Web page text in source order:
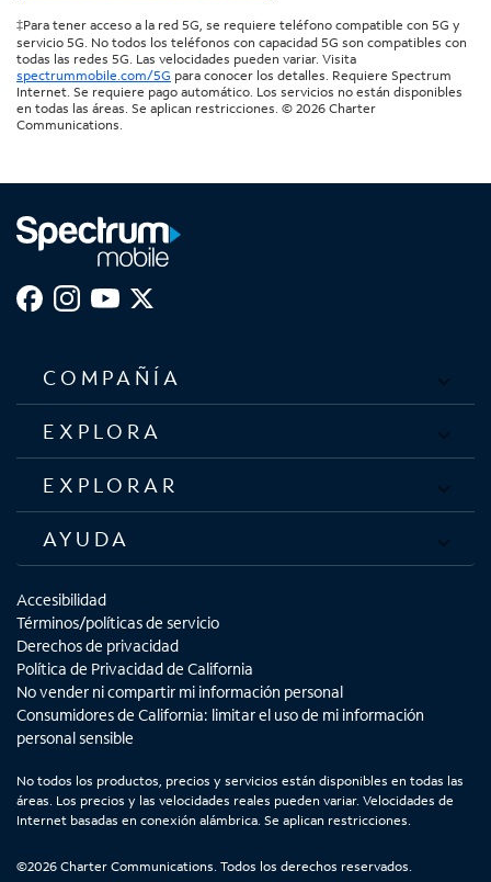
‡Para tener acceso a la red 5G, se requiere teléfono compatible con 5G y
servicio 5G. No todos los teléfonos con capacidad 5G son compatibles con
todas las redes 5G. Las velocidades pueden variar. Visita
spectrummobile.com/5G para conocer los detalles. Requiere Spectrum
Internet. Se requiere pago automático. Los servicios no están disponibles
en todas las áreas. Se aplican restricciones. © 2026 Charter
Communications.
COMPAÑÍA
EXPLORA
EXPLORAR
AYUDA
Accesibilidad
Términos/políticas de servicio
Derechos de privacidad
Política de Privacidad de California
No vender ni compartir mi información personal
Consumidores de California: limitar el uso de mi información
personal sensible
No todos los productos, precios y servicios están disponibles en todas las
áreas. Los precios y las velocidades reales pueden variar. Velocidades de
Internet basadas en conexión alámbrica. Se aplican restricciones.
©2026 Charter Communications. Todos los derechos reservados.